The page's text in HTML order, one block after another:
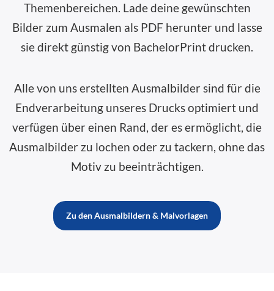
Themenbereichen. Lade deine gewünschten
Bilder zum Ausmalen als PDF herunter und lasse
sie direkt günstig von BachelorPrint drucken.
Alle von uns erstellten Ausmalbilder sind für die
Endverarbeitung unseres Drucks optimiert und
verfügen über einen Rand, der es ermöglicht, die
Ausmalbilder zu lochen oder zu tackern, ohne das
Motiv zu beeinträchtigen.
Zu den Ausmalbildern & Malvorlagen